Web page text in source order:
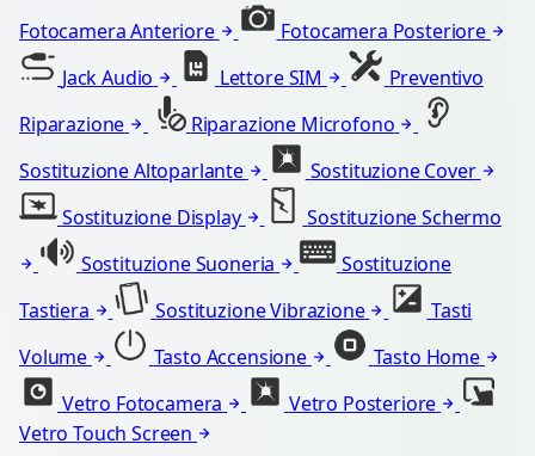
Fotocamera Anteriore
Fotocamera Posteriore
Jack Audio
Lettore SIM
Preventivo
Riparazione
Riparazione Microfono
Sostituzione Altoparlante
Sostituzione Cover
Sostituzione Display
Sostituzione Schermo
Sostituzione Suoneria
Sostituzione
Tastiera
Sostituzione Vibrazione
Tasti
Volume
Tasto Accensione
Tasto Home
Vetro Fotocamera
Vetro Posteriore
Vetro Touch Screen